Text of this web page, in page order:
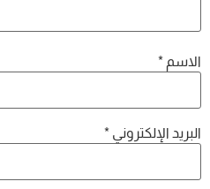
الاسم *
البريد الإلكتروني *